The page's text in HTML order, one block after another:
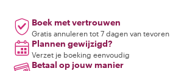
Boek met vertrouwen
Gratis annuleren tot 7 dagen van tevoren
Plannen gewijzigd?
Verzet je boeking eenvoudig
Betaal op jouw manier